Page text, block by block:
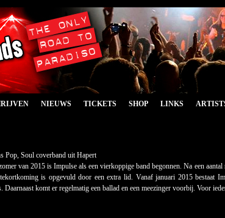
NIEUWS TICKETS SHOP LINKS
Pop, Soul coverband uit Hapert
van 2015 is Impulse als een vierkoppige band begonnen. Na een
is opgevuld door een extra lid. Vanaf januari 2015 bestaat
Daarnaast komt er regelmatig een ballad en een meezinger voorbij. Voor